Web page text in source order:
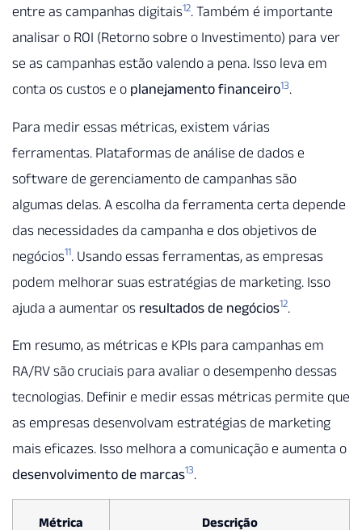
entre as campanhas digitais12. Também é importante
analisar o ROI (Retorno sobre o Investimento) para ver
se as campanhas estão valendo a pena. Isso leva em
conta os custos e o planejamento financeiro13.
Para medir essas métricas, existem várias
ferramentas. Plataformas de análise de dados e
software de gerenciamento de campanhas são
algumas delas. A escolha da ferramenta certa depende
das necessidades da campanha e dos objetivos de
negócios11. Usando essas ferramentas, as empresas
podem melhorar suas estratégias de marketing. Isso
ajuda a aumentar os resultados de negócios12.
Em resumo, as métricas e KPIs para campanhas em
RA/RV são cruciais para avaliar o desempenho dessas
tecnologias. Definir e medir essas métricas permite que
as empresas desenvolvam estratégias de marketing
mais eficazes. Isso melhora a comunicação e aumenta o
desenvolvimento de marcas13.
Métrica Descrição